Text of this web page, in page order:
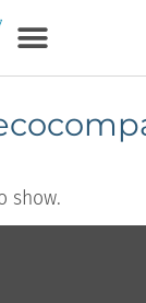
show.